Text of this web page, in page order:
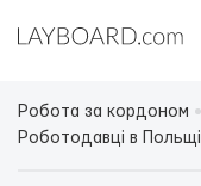
Робота за кордоном
Роботодавці в Польщі